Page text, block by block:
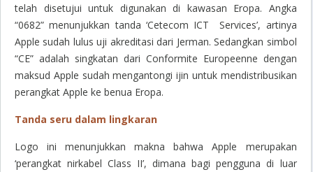
telah disetujui untuk digunakan di kawasan Eropa. Angka
“0682” menunjukkan tanda ‘Cetecom ICT Services’, artinya
Apple sudah lulus uji akreditasi dari Jerman. Sedangkan simbol
“CE” adalah singkatan dari Conformite Europeenne dengan
maksud Apple sudah mengantongi ijin untuk mendistribusikan
perangkat Apple ke benua Eropa.
Tanda seru dalam lingkaran
Logo ini menunjukkan makna bahwa Apple merupakan
‘perangkat nirkabel Class II’, dimana bagi pengguna di luar